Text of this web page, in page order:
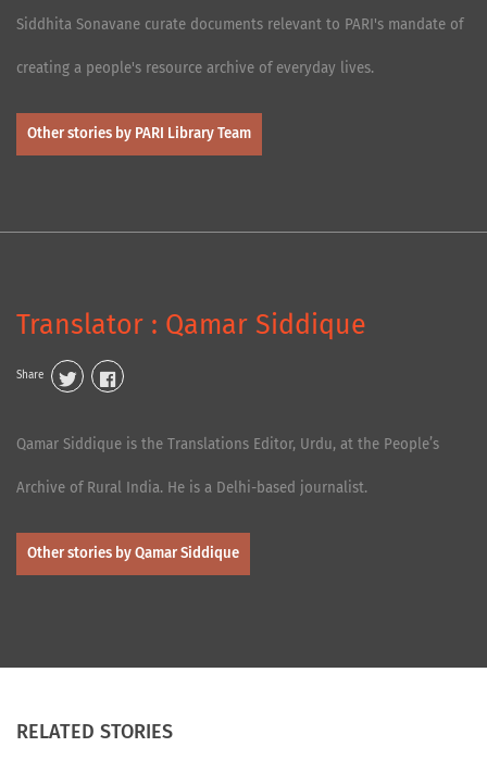
Siddhita Sonavane curate documents relevant to PARI's mandate of
creating a people's resource archive of everyday lives.
Other stories by PARI Library Team
Translator : Qamar Siddique
Share
Qamar Siddique is the Translations Editor, Urdu, at the People’s
Archive of Rural India. He is a Delhi-based journalist.
Other stories by Qamar Siddique
RELATED STORIES